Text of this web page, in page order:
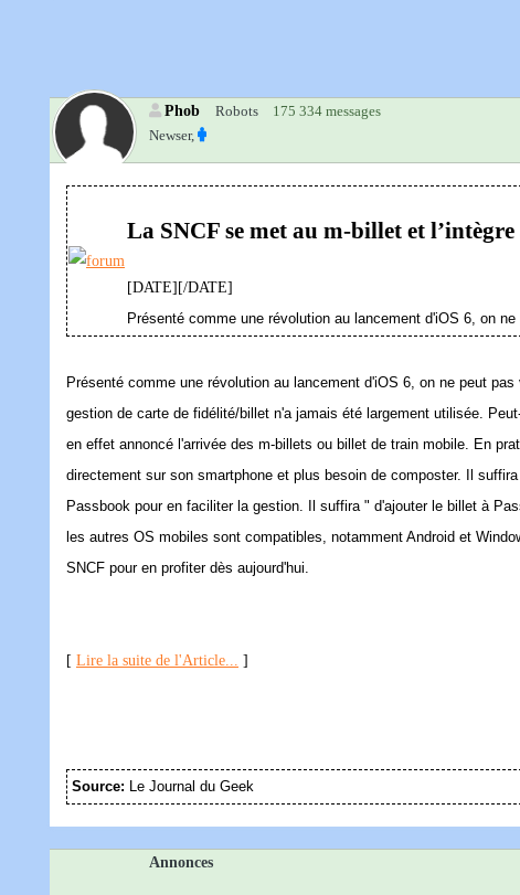
Phob Robots
175 334 messages
Newser,
La SNCF se met au m-billet et l’intègre
[DATE][/DATE]
Présenté comme une révolution au lancement d'iOS 6, on
Présenté comme une révolution au lancement d'iOS 6, on ne peut
gestion de carte de fidélité/billet n'a jamais été largement utilisée.
en effet annoncé l'arrivée des m-billets ou billet de train mobile. En
directement sur son smartphone et plus besoin de composter. Il
Passbook pour en faciliter la gestion. Il suffira " d'ajouter le billet à
les autres OS mobiles sont compatibles, notamment Android et
SNCF pour en profiter dès aujourd'hui.
[ Lire la suite de l'Article... ]
Source: Le Journal du Geek
Annonces